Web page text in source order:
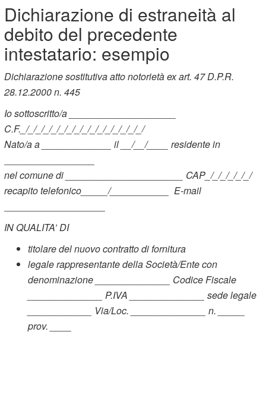
Dichiarazione di estraneità al
debito del precedente
intestatario: esempio
Dichiarazione sostitutiva atto notorietà ex art. 47 D.P.R.
28.12.2000 n. 445
Io sottoscritto/a ____________________
C.F._/_/_/_/_/_/_/_/_/_/_/_/_/_/_/_/
Nato/a a _____________ il __/__/____ residente in
nel comune di ______________________ CAP_/_/_/_/_/_/
recapito telefonico_____/___________ E-mail
IN QUALITA’ DI
titolare del nuovo contratto di fornitura
legale rappresentante della Società/Ente con
denominazione ______________ Codice Fiscale
______________ P.IVA ______________ sede legale
____________ Via/Loc. ______________ n. _____
prov. ____